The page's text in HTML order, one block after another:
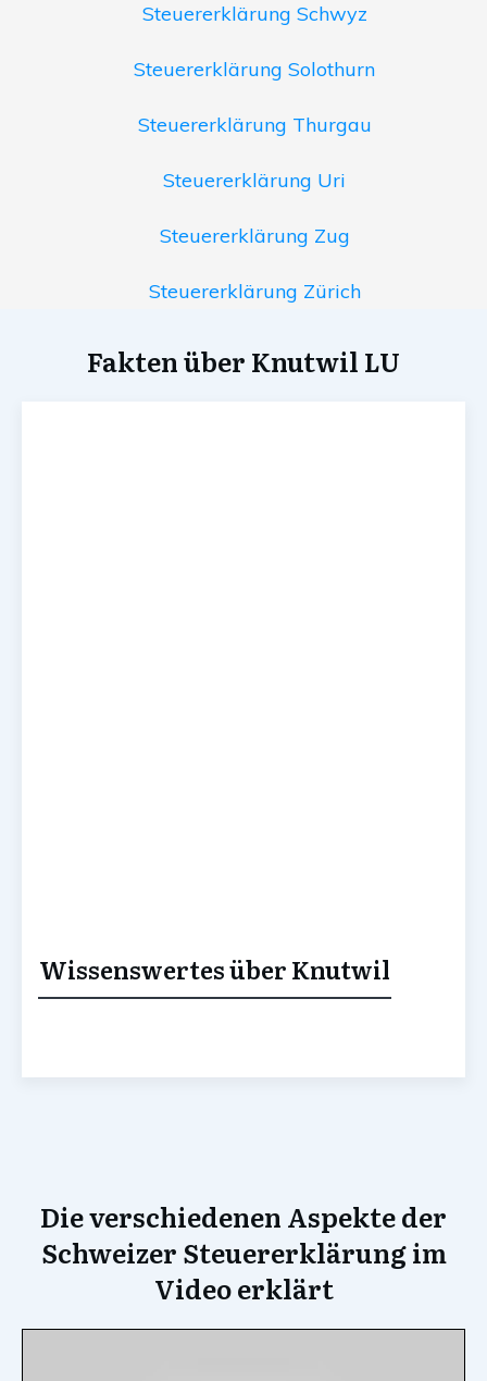
Steuererklärung Schwyz
Steuererklärung Solothurn
Steuererklärung Thurgau
Steuererklärung Uri
Steuererklärung Zug
Steuererklärung Zürich
Fakten über Knutwil LU
Wissenswertes über Knutwil
Die verschiedenen Aspekte der
Schweizer Steuererklärung im
Video erklärt